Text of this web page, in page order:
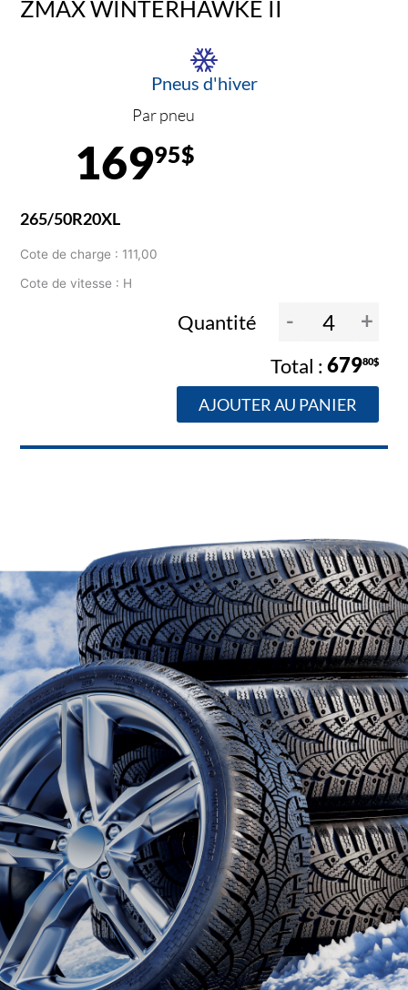
ZMAX WINTERHAWKE II
Pneus d'hiver
Par pneu
16995$
265/50R20XL
Cote de charge : 111,00
Cote de vitesse : H
Quantité - +
67980$
AJOUTER AU PANIER